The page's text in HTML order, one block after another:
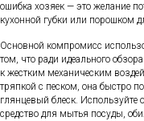
ошибка хозяек — это желание
кухонной губки или порошком
Основной компромисс
том, что ради идеального
к жестким механическим
тряпкой с песком, она быстро
глянцевый блеск.
средство для мытья посуды,